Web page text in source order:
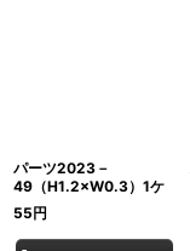
パーツ2023－
49（H1.2×W0.3）1ケ
55円